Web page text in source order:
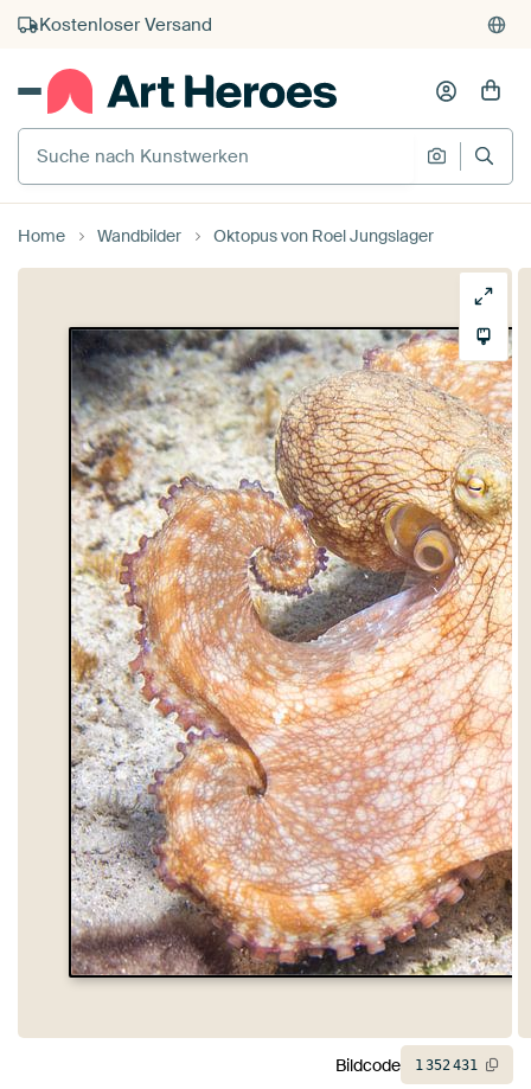
Kauf auf Rechnung
Individueller Druck auf Bestellung
Suche nach Kunstwerken
Suche
Home Wandbilder Oktopus von Roel Jungslager
Bildcode 1352431